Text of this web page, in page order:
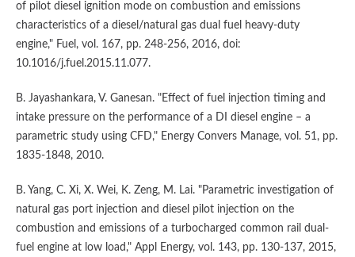
of pilot diesel ignition mode on combustion and emissions
characteristics of a diesel/natural gas dual fuel heavy-duty
engine," Fuel, vol. 167, pp. 248-256, 2016, doi:
10.1016/j.fuel.2015.11.077.
B. Jayashankara, V. Ganesan. "Effect of fuel injection timing and
intake pressure on the performance of a DI diesel engine – a
parametric study using CFD," Energy Convers Manage, vol. 51, pp.
1835-1848, 2010.
B. Yang, C. Xi, X. Wei, K. Zeng, M. Lai. "Parametric investigation of
natural gas port injection and diesel pilot injection on the
combustion and emissions of a turbocharged common rail dual-
fuel engine at low load," Appl Energy, vol. 143, pp. 130-137, 2015,